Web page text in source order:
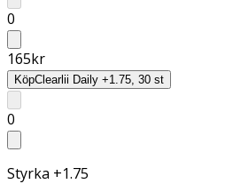
0
165kr
KöpClearlii Daily +1.75, 30 st
0
Styrka +1.75